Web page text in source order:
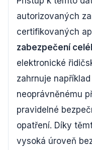
autorizovaných
certifikovaných
zabezpečení
elektronické
zahrnuje
neoprávněnému
pravidelné
opatření. Díky
vysoká úroveň